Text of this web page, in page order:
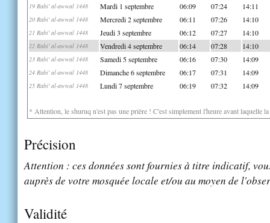
19 Rabi' al-awwal 1448 Mardi 1 septembre 06:09 07:24 14:11
20 Rabi' al-awwal 1448 Mercredi 2 septembre 06:11 07:26 14:10
21 Rabi' al-awwal 1448 Jeudi 3 septembre 06:12 07:27 14:10
22 Rabi' al-awwal 1448 Vendredi 4 septembre 06:14 07:28 14:10
23 Rabi' al-awwal 1448 Samedi 5 septembre 06:16 07:30 14:09
24 Rabi' al-awwal 1448 Dimanche 6 septembre 06:17 07:31 14:09
25 Rabi' al-awwal 1448 Lundi 7 septembre 06:19 07:32 14:09
* Attention, le shuruq n'est pas une prière ! C'est simplement l'heure avant laquelle
Précision
Attention : ces données sont fournies à titre indicatif,
auprès de votre mosquée locale et/ou au moyen de
Validité